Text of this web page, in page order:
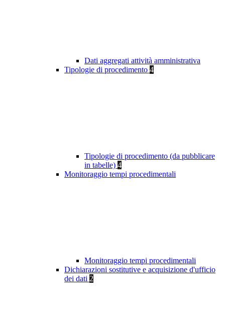
Dati aggregati attività amministrativa
Tipologie di procedimento 4
Tipologie di procedimento (da pubblicare
in tabelle) 4
Monitoraggio tempi procedimentali
Monitoraggio tempi procedimentali
Dichiarazioni sostitutive e acquisizione d'ufficio
dei dati 2